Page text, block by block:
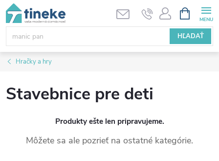
Prejsť
obsah
HĽADAŤ
KOŠÍK
Hračky a hry
Stavebnice pre deti
Produkty ešte len pripravujeme.
Môžete sa ale pozrieť na ostatné kategórie.